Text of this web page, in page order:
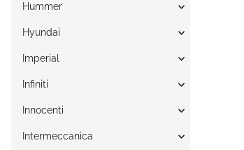
Hummer
Hyundai
Imperial
Infiniti
Innocenti
Intermeccanica